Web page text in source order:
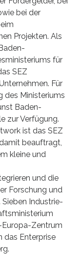
bei der
Projekten. Als
für
SEZ
Für
des Ministeriums
Baden-
zur Verfügung.
ist das SEZ
beauftragt,
kleine und
und die
Forschung und
Industrie-
Zentrum
das Enterprise